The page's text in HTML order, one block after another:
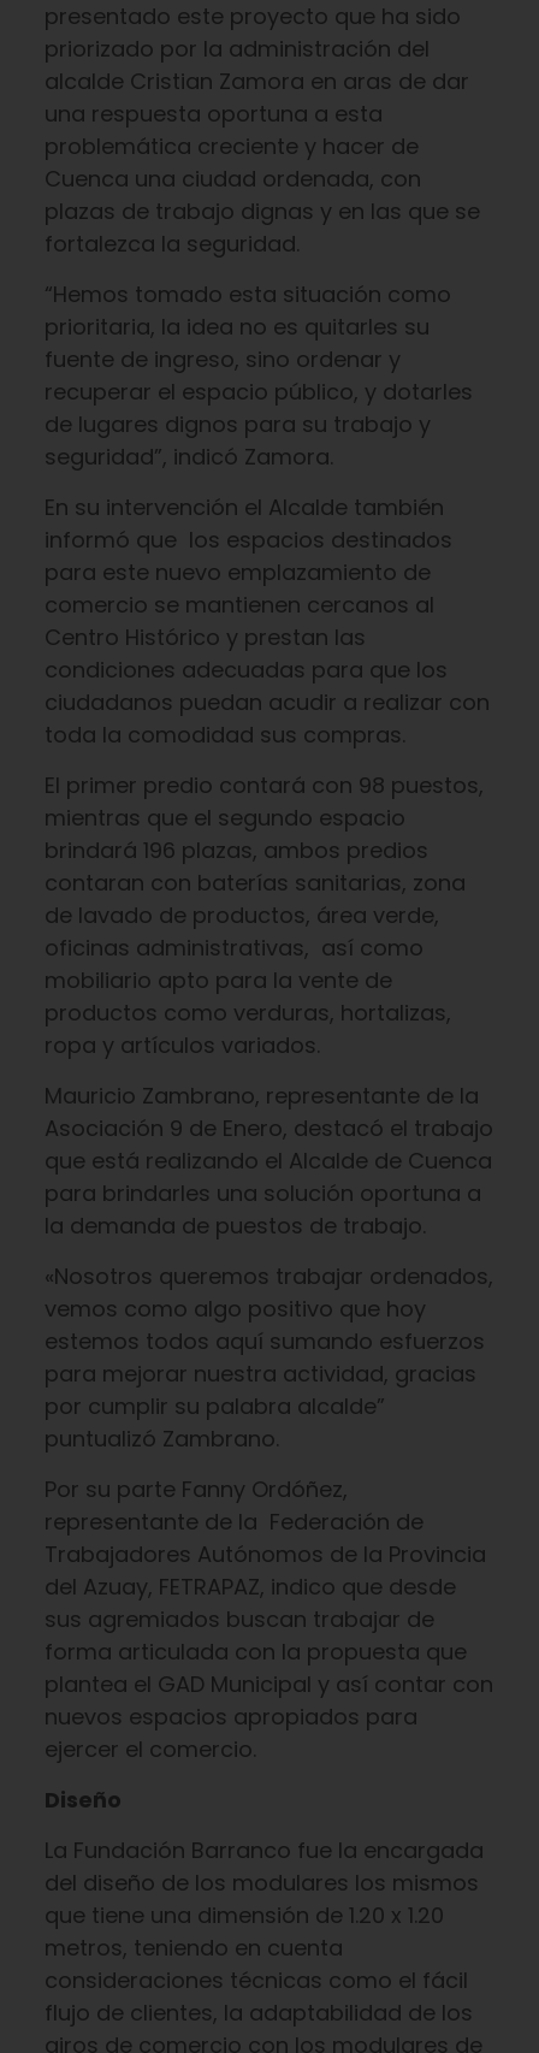
presentado este proyecto que ha sido
priorizado por la administración del
alcalde Cristian Zamora en aras de dar
una respuesta oportuna a esta
problemática creciente y hacer de
Cuenca una ciudad ordenada, con
plazas de trabajo dignas y en las que se
fortalezca la seguridad.
“Hemos tomado esta situación como
prioritaria, la idea no es quitarles su
fuente de ingreso, sino ordenar y
recuperar el espacio público, y dotarles
de lugares dignos para su trabajo y
seguridad”, indicó Zamora.
En su intervención el Alcalde también
informó que los espacios destinados
para este nuevo emplazamiento de
comercio se mantienen cercanos al
Centro Histórico y prestan las
condiciones adecuadas para que los
ciudadanos puedan acudir a realizar con
toda la comodidad sus compras.
El primer predio contará con 98 puestos,
mientras que el segundo espacio
brindará 196 plazas, ambos predios
contaran con baterías sanitarias, zona
de lavado de productos, área verde,
oficinas administrativas, así como
mobiliario apto para la vente de
productos como verduras, hortalizas,
ropa y artículos variados.
Mauricio Zambrano, representante de la
Asociación 9 de Enero, destacó el trabajo
que está realizando el Alcalde de Cuenca
para brindarles una solución oportuna a
la demanda de puestos de trabajo.
«Nosotros queremos trabajar ordenados,
vemos como algo positivo que hoy
estemos todos aquí sumando esfuerzos
para mejorar nuestra actividad, gracias
por cumplir su palabra alcalde”
puntualizó Zambrano.
Por su parte Fanny Ordóñez,
representante de la Federación de
Trabajadores Autónomos de la Provincia
del Azuay, FETRAPAZ, indico que desde
sus agremiados buscan trabajar de
forma articulada con la propuesta que
plantea el GAD Municipal y así contar con
nuevos espacios apropiados para
ejercer el comercio.
Diseño
La Fundación Barranco fue la encargada
del diseño de los modulares los mismos
que tiene una dimensión de 1.20 x 1.20
metros, teniendo en cuenta
consideraciones técnicas como el fácil
flujo de clientes, la adaptabilidad de los
giros de comercio con los modulares de